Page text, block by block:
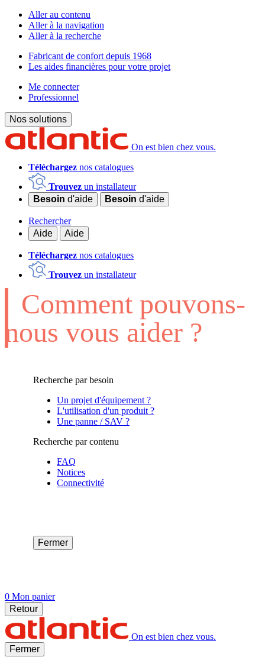
Aller au contenu
Aller à la navigation
Aller à la recherche
Fabricant de confort depuis 1968
Les aides financières pour votre projet
Me connecter
Professionnel
Nos solutions
On est bien chez vous.
Téléchargez nos catalogues
Trouvez un installateur
Besoin d'aide Besoin d'aide
Rechercher
Aide
Aide
Téléchargez nos catalogues
Trouvez un installateur
Comment pouvons-
nous vous aider ?
Recherche par besoin
Un projet d'équipement ?
L'utilisation d'un produit ?
Une panne / SAV ?
Recherche par contenu
FAQ
Notices
Connectivité
Fermer
0 Mon panier
Retour
On est bien chez vous.
Fermer